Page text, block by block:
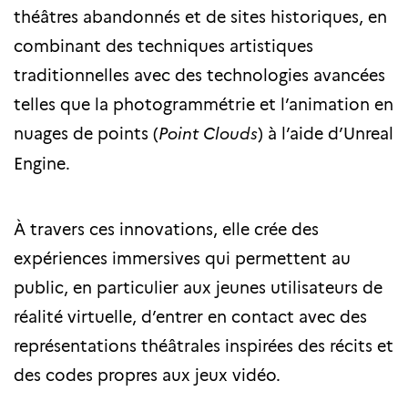
théâtres abandonnés et de sites historiques, en
combinant des techniques artistiques
traditionnelles avec des technologies avancées
telles que la photogrammétrie et l’animation en
nuages de points (Point Clouds) à l’aide d’Unreal
Engine.
À travers ces innovations, elle crée des
expériences immersives qui permettent au
public, en particulier aux jeunes utilisateurs de
réalité virtuelle, d’entrer en contact avec des
représentations théâtrales inspirées des récits et
des codes propres aux jeux vidéo.